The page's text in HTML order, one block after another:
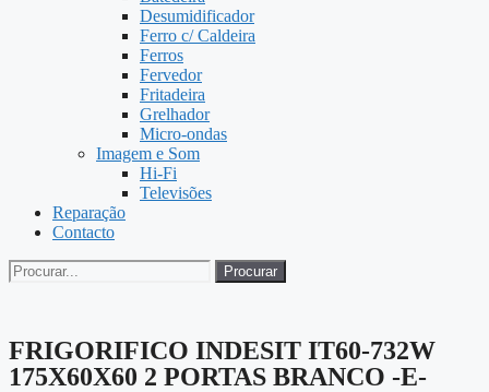
Desumidificador
Ferro c/ Caldeira
Ferros
Fervedor
Fritadeira
Grelhador
Micro-ondas
Imagem e Som
Hi-Fi
Televisões
Reparação
Contacto
Procurar
FRIGORIFICO INDESIT IT60-732W
175X60X60 2 PORTAS BRANCO -E-